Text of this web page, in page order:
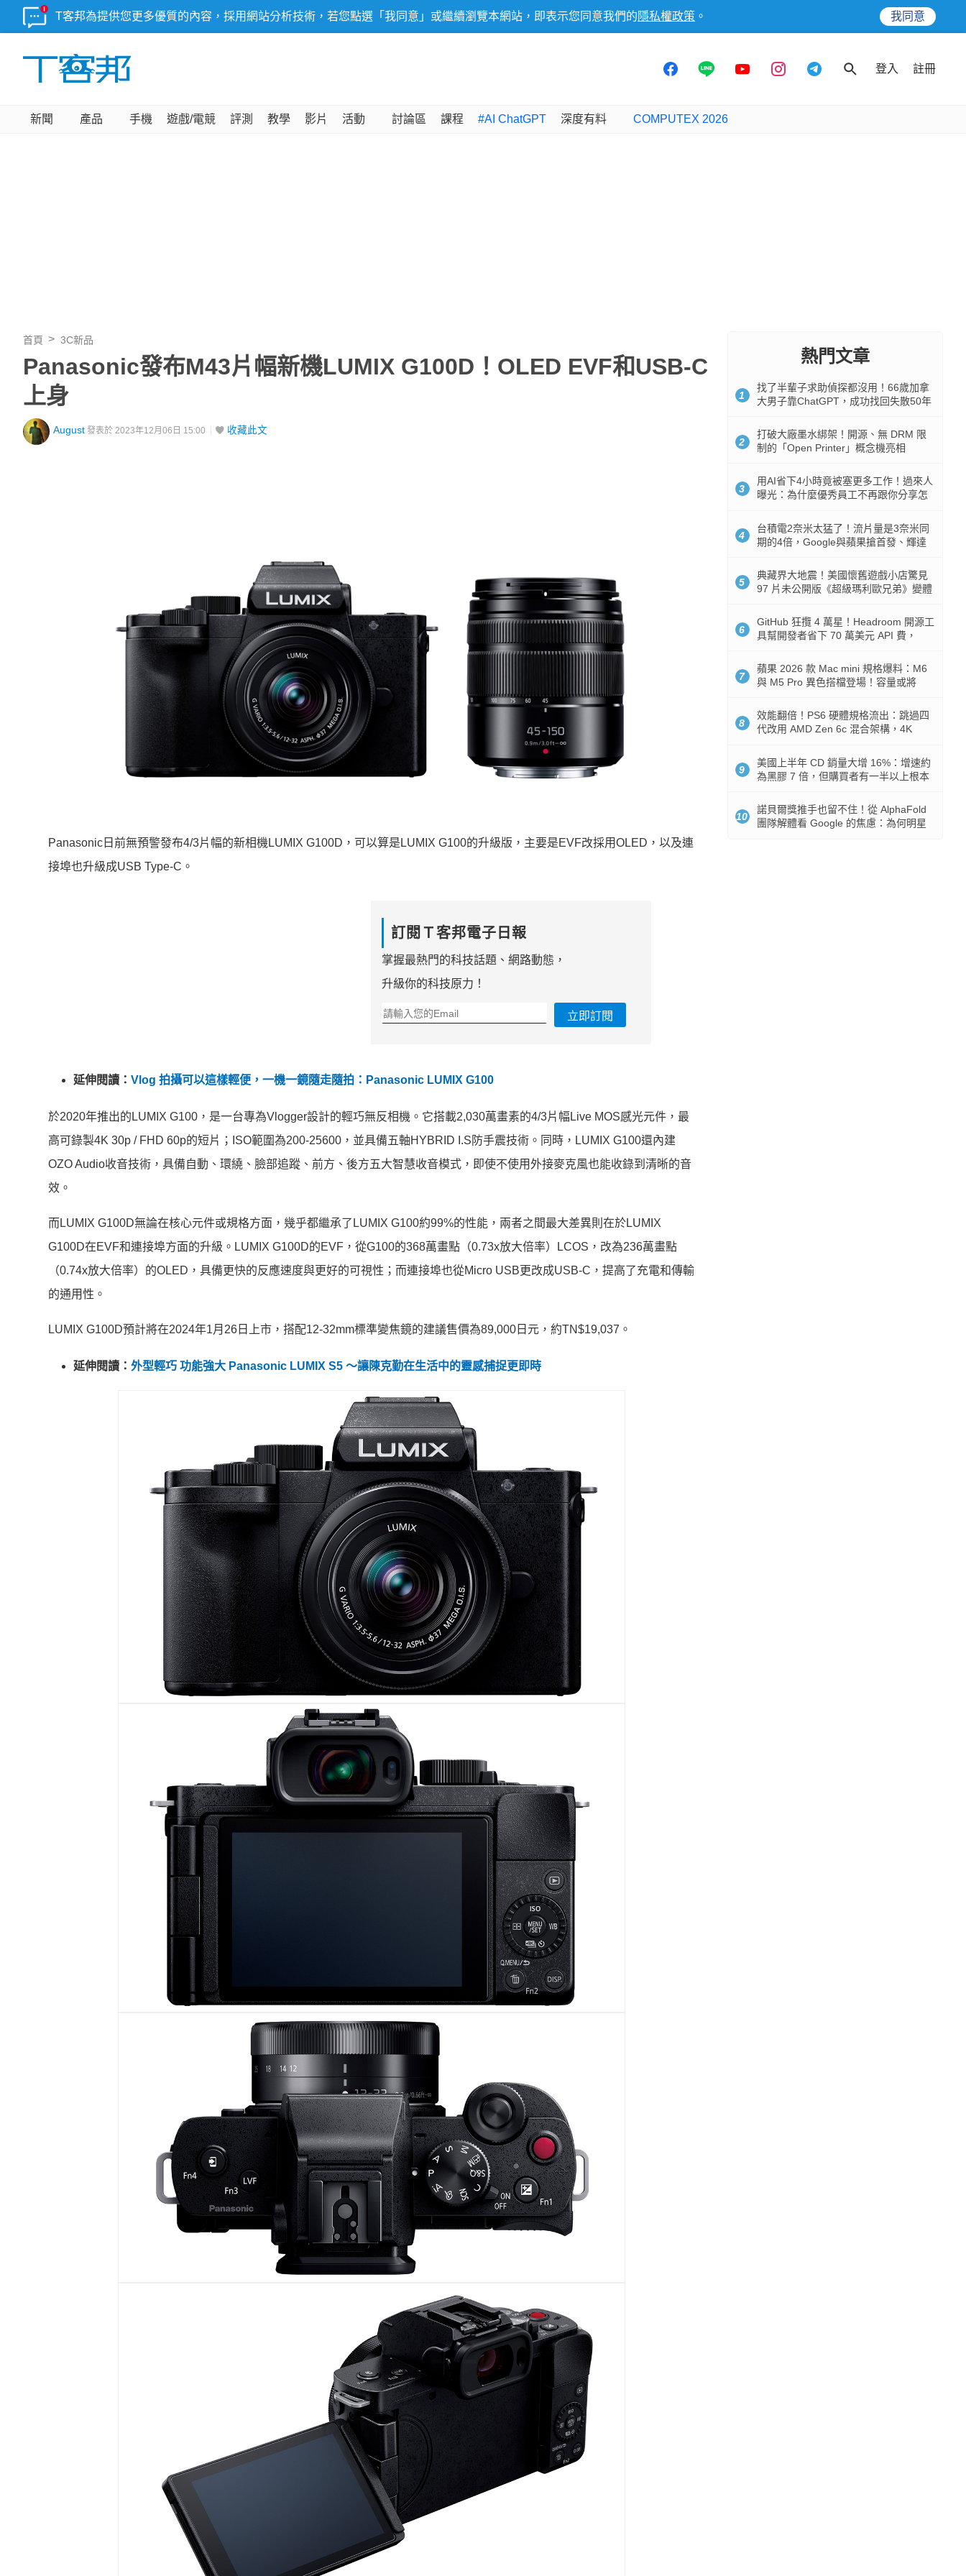
T客邦為提供您更多優質的內容，採用網站分析技術，若您點選「我同意」或繼續瀏覽本網站，即表示您同意我們的 隱私權政策 。 我同意
登入 註冊
新聞 產品 手機 遊戲/電競 評測 教學 影片 活動 討論區 課程 #AI ChatGPT 深度有料 COMPUTEX 2026
首頁 3C新品
Panasonic發布M43片幅新機LUMIX G100D！OLED EVF和USB-C
上身
August 發表於 2023年12月06日 15:00 收藏此文
Panasonic日前無預警發布4/3片幅的新相機LUMIX G100D，可以算是LUMIX G100的升級版，主要是EVF改採用OLED，以及連
接埠也升級成USB Type-C。
訂閱Ｔ客邦電子日報
掌握最熱門的科技話題、網路動態，
升級你的科技原力！
立即訂閱
延伸閱讀： Vlog 拍攝可以這樣輕便，一機一鏡隨走隨拍：Panasonic LUMIX G100
於2020年推出的LUMIX G100，是一台專為Vlogger設計的輕巧無反相機。它搭載2,030萬畫素的4/3片幅Live MOS感光元件，最
高可錄製4K 30p / FHD 60p的短片；ISO範圍為200-25600，並具備五軸HYBRID I.S防手震技術。同時，LUMIX G100還內建
OZO Audio收音技術，具備自動、環繞、臉部追蹤、前方、後方五大智慧收音模式，即使不使用外接麥克風也能收錄到清晰的音
效。
而LUMIX G100D無論在核心元件或規格方面，幾乎都繼承了LUMIX G100約99%的性能，兩者之間最大差異則在於LUMIX
G100D在EVF和連接埠方面的升級。LUMIX G100D的EVF，從G100的368萬畫點（0.73x放大倍率）LCOS，改為236萬畫點
（0.74x放大倍率）的OLED，具備更快的反應速度與更好的可視性；而連接埠也從Micro USB更改成USB-C，提高了充電和傳輸
的通用性。
LUMIX G100D預計將在2024年1月26日上市，搭配12-32mm標準變焦鏡的建議售價為89,000日元，約TN$19,037。
延伸閱讀： 外型輕巧 功能強大 Panasonic LUMIX S5 ～讓陳克勤在生活中的靈感捕捉更即時
熱門文章
1
找了半輩子求助偵探都沒用！66歲加拿
大男子靠ChatGPT，成功找回失散50年
2
打破大廠墨水綁架！開源、無 DRM 限
制的「Open Printer」概念機亮相
3
用AI省下4小時竟被塞更多工作！過來人
曝光：為什麼優秀員工不再跟你分享怎
4
台積電2奈米太猛了！流片量是3奈米同
期的4倍，Google與蘋果搶首發、輝達
5
典藏界大地震！美國懷舊遊戲小店驚見
97 片未公開版《超級瑪利歐兄弟》變體
6
GitHub 狂攬 4 萬星！Headroom 開源工
具幫開發者省下 70 萬美元 API 費，
7
蘋果 2026 款 Mac mini 規格爆料：M6
與 M5 Pro 異色搭檔登場！容量或將
8
效能翻倍！PS6 硬體規格流出：跳過四
代改用 AMD Zen 6c 混合架構，4K
9
美國上半年 CD 銷量大增 16%：增速約
為黑膠 7 倍，但購買者有一半以上根本
10
諾貝爾獎推手也留不住！從 AlphaFold
團隊解體看 Google 的焦慮：為何明星